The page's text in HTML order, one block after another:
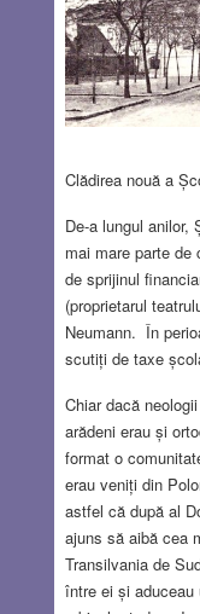
Clădirea nouă a
De-a lungul
mai mare parte de
de sprijinul
(proprietarul
Neumann. În
scutiți de taxe
Chiar dacă
arădeni erau și
format o
erau veniți din
astfel că după al
ajuns să aibă cea
Transilvania de
între ei și aduceau